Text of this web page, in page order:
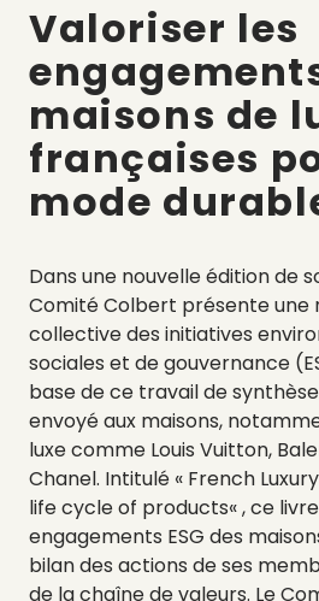
Valoriser les
maisons de
françaises
mode
Dans une nouvelle édition de
Comité Colbert présente une
collective des initiatives
sociales et de gouvernance
base de ce travail de
envoyé aux maisons,
luxe comme Louis Vuitton,
Chanel. Intitulé « French
life cycle of products« , ce
engagements ESG des
bilan des actions de ses
de la chaîne de valeurs. Le